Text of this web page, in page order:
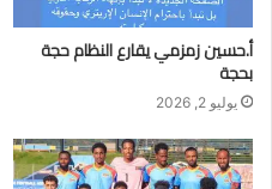
أ.حسين زمزمي يقارع النظام حجة
بحجة
يوليو 2, 2026